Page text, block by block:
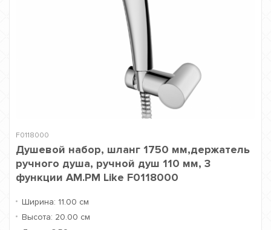
F0118000
Душевой набор, шланг 1750 мм,держатель
ручного душа, ручной душ 110 мм, 3
функции AM.PM Like F0118000
Ширина: 11.00 см
Высота: 20.00 см